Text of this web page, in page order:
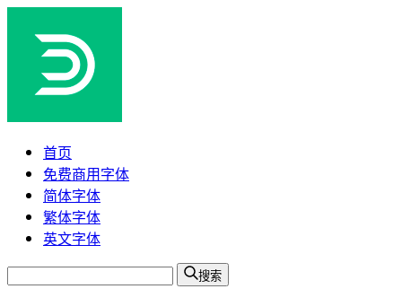
首页
免费商用字体
简体字体
繁体字体
英文字体
搜索